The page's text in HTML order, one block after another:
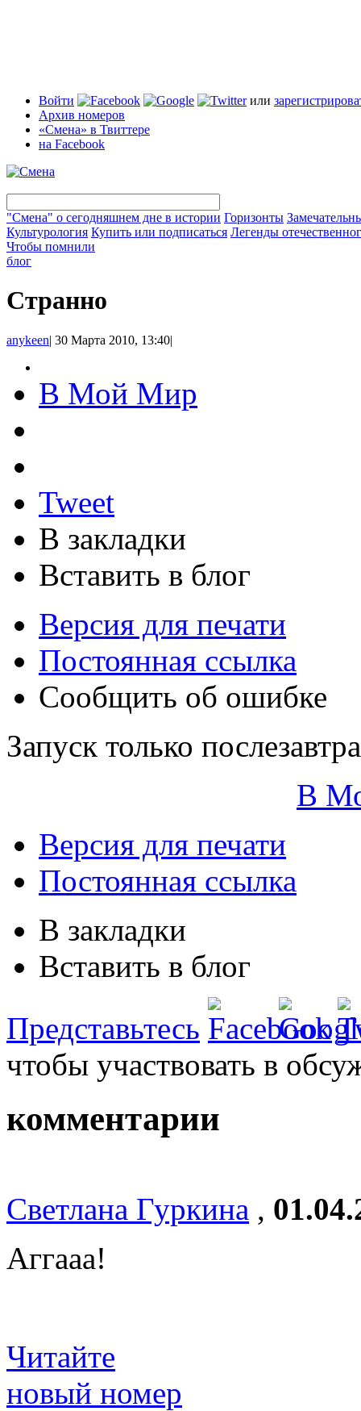
Войти или
Архив номеров
«Смена» в Твиттере
на Facebook
"Смена" о сегодняшнем дне в истории Горизонты
Культурология Купить или подписаться Легенды
Чтобы помнили
блог
Странно
anykeen| 30 Марта 2010, 13:40|
В Мой Мир
Tweet
В закладки
Вставить в блог
Версия для печати
Постоянная ссылка
Сообщить об ошибке
Запуск только
В
Версия для печати
Постоянная ссылка
В закладки
Вставить в блог
Представьтесь
чтобы участвовать в
комментарии
Светлана Гуркина ,
Аггааа!
Читайте
новый номер